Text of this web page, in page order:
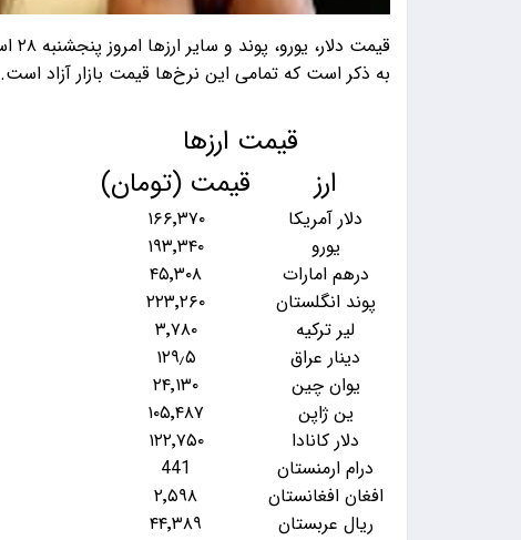
به ذکر است که تمامی این نرخ‌ها قیمت بازار آزاد است.
قیمت ارزها
ارز
قیمت (تومان)
دلار آمریکا
۱۶۶٬۳۷۰
یورو
۱۹۳٬۳۴۰
درهم امارات
۴۵٬۳۰۸
پوند انگلستان
۲۲۳٬۲۶۰
لیر ترکیه
۳٬۷۸۰
دینار عراق
۱۲۹٫۵
یوان چین
۲۴٬۱۳۰
ین ژاپن
۱۰۵٬۴۸۷
دلار کانادا
۱۲۲٬۷۵۰
درام ارمنستان
441
افغان افغانستان
۲٬۵۹۸
ریال عربستان
۴۴٬۳۸۹